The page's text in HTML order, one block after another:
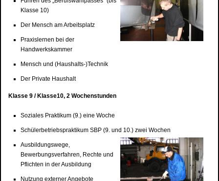
Klasse 10)
Der Mensch am Arbeitsplatz
Praxislernen bei der
Handwerkskammer
Mensch und (Haushalts-)Technik
Der Private Haushalt
Klasse 9 / Klasse10, 2 Wochenstunden
Soziales Praktikum (9.) eine Woche
Schülerbetriebspraktikum SBP (9. und 10.) zwei Wochen
Ausbildungswege,
Bewerbungsverfahren, Rechte und
Pflichten in der Ausbildung
Nutzung externer Angebote